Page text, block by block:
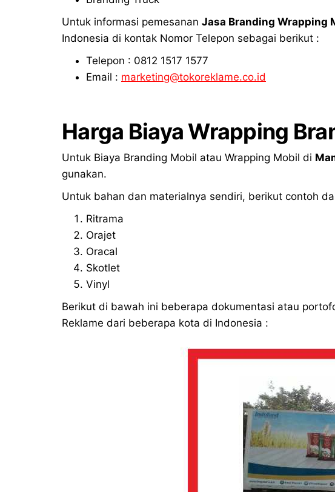
Untuk informasi pemesanan Jasa Branding Wrapping
Indonesia di kontak Nomor Telepon sebagai berikut :
Telepon : 0812 1517 1577
Email : marketing@tokoreklame.co.id
Harga Biaya Wrapping
Untuk Biaya Branding Mobil atau Wrapping Mobil di
gunakan.
Untuk bahan dan materialnya sendiri, berikut contoh
Ritrama
Orajet
Oracal
Skotlet
Vinyl
Berikut di bawah ini beberapa dokumentasi atau
Reklame dari beberapa kota di Indonesia :